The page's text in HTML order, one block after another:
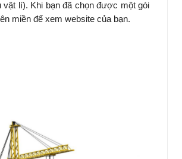
lí). Khi bạn đã chọn được một gói
miền để xem website của bạn.